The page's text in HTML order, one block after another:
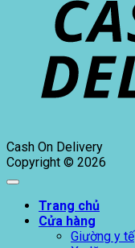
Cash On Delivery
Copyright © 2026
Trang chủ
Cửa hàng
Giường y tế